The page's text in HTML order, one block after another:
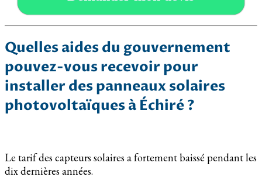
Quelles aides du gouvernement
pouvez-vous recevoir pour
installer des panneaux solaires
photovoltaïques à Échiré ?
Le tarif des capteurs solaires a fortement baissé pendant les
dix dernières années.